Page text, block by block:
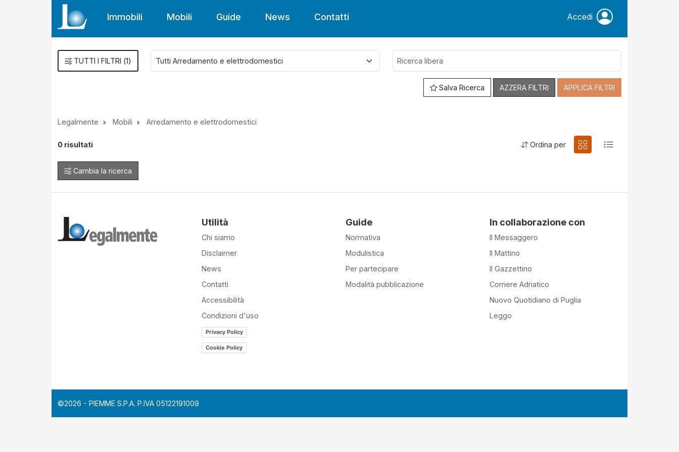
Immobili Mobili Guide News Contatti Accedi
TUTTI I FILTRI (1)
Salva Ricerca AZZERA FILTRI APPLICA FILTRI
Legalmente Mobili Arredamento e elettrodomestici
0 risultati Ordina per
Cambia la ricerca
Utilità
Chi siamo
Disclaimer
News
Contatti
Accessibilità
Condizioni d'uso
Privacy Policy
Cookie Policy
Guide
Normativa
Modulistica
Per partecipare
Modalità pubblicazione
In collaborazione con
Il Messaggero
Il Mattino
Il Gazzettino
Corriere Adriatico
Nuovo Quotidiano di Puglia
Leggo
©2026 - PIEMME S.P.A. P.IVA 05122191009